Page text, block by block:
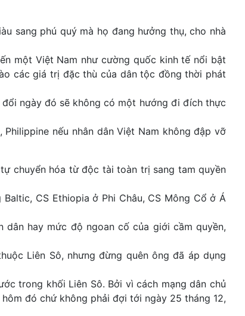
sang phú quý mà họ đang hưởng thụ, cho nhà
một Việt Nam như cường quốc kinh tế nổi bật
các giá trị đặc thù của dân tộc đồng thời phát
ngày đó sẽ không có một hướng đi đích thực
nếu nhân dân Việt Nam không đập vỡ
chuyển hóa từ độc tài toàn trị sang tam quyền
CS Ethiopia ở Phi Châu, CS Mông Cổ ở Á
dân hay mức độ ngoan cố của giới cầm quyền,
Liên Sô, nhưng đừng quên ông đã áp dụng
trong khối Liên Sô. Bởi vì cách mạng dân chủ
đó chứ không phải đợi tới ngày 25 tháng 12,